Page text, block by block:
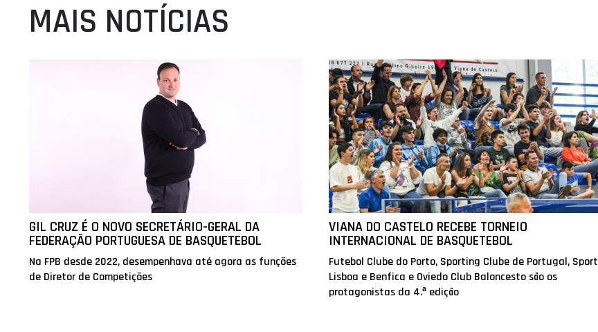
MAIS NOTÍCIAS
GIL CRUZ É O NOVO SECRETÁRIO-GERAL DA
FEDERAÇÃO PORTUGUESA DE BASQUETEBOL
Na FPB desde 2022, desempenhava até agora as funções
de Diretor de Competições
VIANA DO CASTELO RECEBE TORNEIO
INTERNACIONAL DE BASQUETEBOL
Futebol Clube do Porto, Sporting Clube de Portugal, Sport
Lisboa e Benfica e Oviedo Club Baloncesto são os
protagonistas da 4.ª edição